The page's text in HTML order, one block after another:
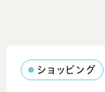
ショッピング